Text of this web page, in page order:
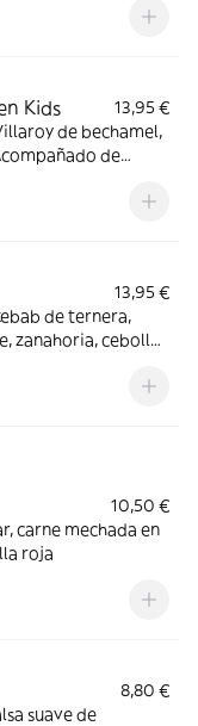
Kids
13,95 €
de bechamel,
de
13,95 €
de ternera,
zanahoria, cebolla
10,50 €
carne mechada en
roja
8,80 €
suave de